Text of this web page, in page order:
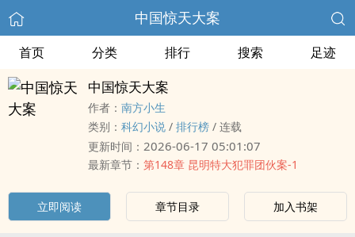
中国惊天大案
首页 分类 排行 搜索 足迹
中国惊天大案
作者： 南方小生
类别： 科幻小说 / 排行榜 / 连载
更新时间： 2026-06-17 05:01:07
最新章节： 第148章 昆明特大犯罪团伙案-1
立即阅读 章节目录 加入书架